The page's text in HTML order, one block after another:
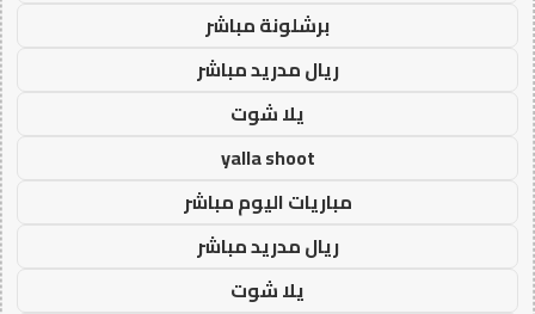
برشلونة مباشر
ريال مدريد مباشر
يلا شوت
yalla shoot
مباريات اليوم مباشر
ريال مدريد مباشر
يلا شوت